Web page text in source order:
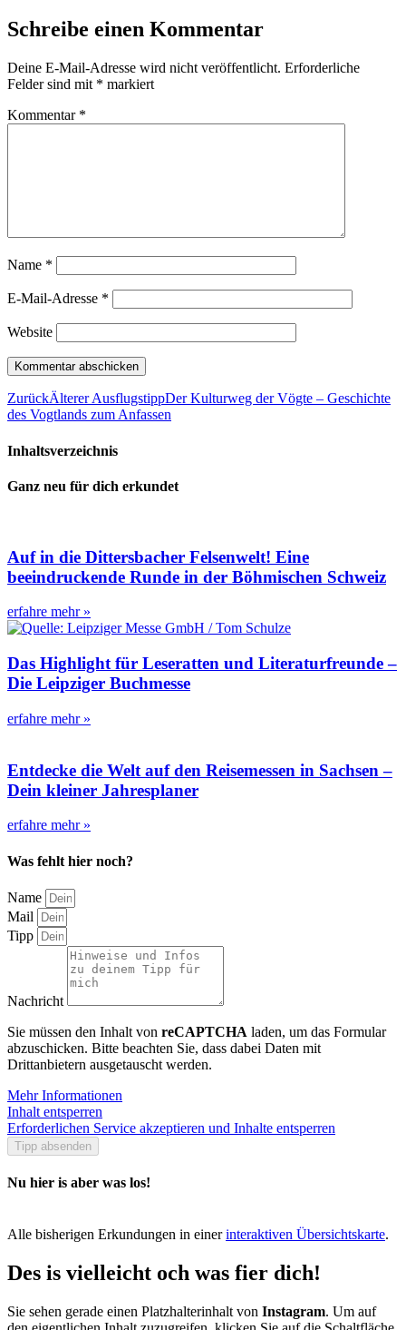
Schreibe einen Kommentar
Deine E-Mail-Adresse wird nicht veröffentlicht. Erforderliche
Felder sind mit * markiert
Kommentar *
Name *
E-Mail-Adresse *
Website
ZurückÄlterer AusflugstippDer Kulturweg der Vögte – Geschichte
des Vogtlands zum Anfassen
Inhaltsverzeichnis
Ganz neu für dich erkundet
Auf in die Dittersbacher Felsenwelt! Eine
beeindruckende Runde in der Böhmischen Schweiz
erfahre mehr »
Das Highlight für Leseratten und Literaturfreunde –
Die Leipziger Buchmesse
erfahre mehr »
Entdecke die Welt auf den Reisemessen in Sachsen –
Dein kleiner Jahresplaner
erfahre mehr »
Was fehlt hier noch?
Name
Mail
Tipp
Nachricht
Sie müssen den Inhalt von reCAPTCHA laden, um das Formular
abzuschicken. Bitte beachten Sie, dass dabei Daten mit
Drittanbietern ausgetauscht werden.
Mehr Informationen
Inhalt entsperren
Erforderlichen Service akzeptieren und Inhalte entsperren
Tipp absenden
Nu hier is aber was los!
Alle bisherigen Erkundungen in einerinteraktiven Übersichtskarte.
Des is vielleicht och was fier dich!
Sie sehen gerade einen Platzhalterinhalt von Instagram. Um auf